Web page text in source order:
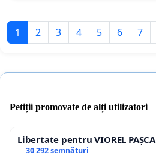
1 2 3 4 5 6 7
Petiții promovate de alți utilizatori
Libertate pentru VIOREL PAȘCA
30 292 semnături